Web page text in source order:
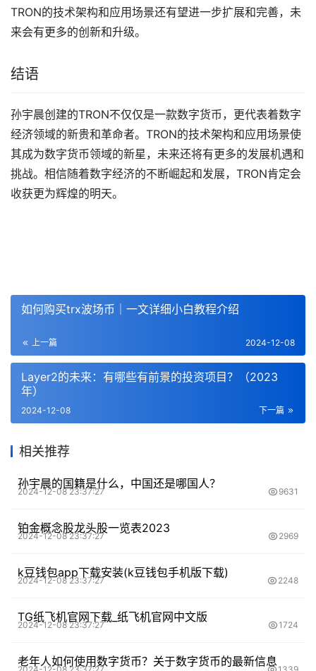
TRON的技术架构和应用场景还有望进一步扩展和完善，未
来会有更多的创新和升级。
结语
孙宇晨创建的TRON不仅仅是一款数字货币，更代表着数字
经济领域的新贵和革命者。TRON的技术架构和应用场景使
其成为数字货币领域的新星，未来还将有更多的发展机遇和
挑战。相信随着数字经济的不断崛起和发展，TRON肯定会
收获更为辉煌的明天。
如何购买trx波场币｜一文详细小白教程介绍
上一篇 2024-12-08
Layer2的未来：有哪些有前景的投资项目？（2023
年）
下一篇
2024-12-08
相关推荐
孙宇晨的国籍是什么，中国还是哪国人？
2024-12-08 23:37:27 9631
铂金概念股龙头股一览表2023
2024-12-08 23:37:27 2969
k豆钱包app下载安装(k豆钱包手机版下载)
2024-12-08 23:37:27 2248
TG纸飞机官网下载_纸飞机官网中文版
2024-12-08 23:37:27 1724
老年人如何使用数字货币？关于数字货币的最新信息